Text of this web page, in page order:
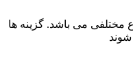
مختلفی می باشد. گزینه ها